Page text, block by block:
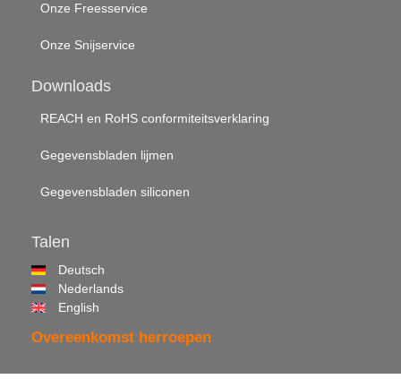
Onze Freesservice
Onze Snijservice
Downloads
REACH en RoHS conformiteitsverklaring
Gegevensbladen lijmen
Gegevensbladen siliconen
Talen
Deutsch
Nederlands
English
Overeenkomst herroepen